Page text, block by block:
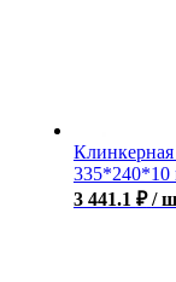
3 441.1 ₽ /